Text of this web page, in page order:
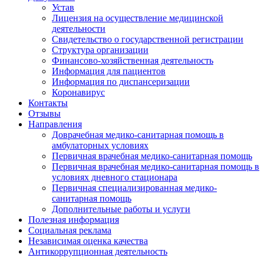
Устав
Лицензия на осуществление медицинской
деятельности
Свидетельство о государственной регистрации
Структура организации
Финансово-хозяйственная деятельность
Информация для пациентов
Информация по диспансеризации
Коронавирус
Контакты
Отзывы
Направления
Доврачебная медико-санитарная помощь в
амбулаторных условиях
Первичная врачебная медико-санитарная помощь
Первичная врачебная медико-санитарная помощь в
условиях дневного стационара
Первичная специализированная медико-
санитарная помощь
Дополнительные работы и услуги
Полезная информация
Социальная реклама
Независимая оценка качества
Антикоррупционная деятельность